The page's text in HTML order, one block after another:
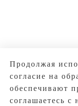
Продолжая
согласие на
обеспечивают
соглашаетесь с